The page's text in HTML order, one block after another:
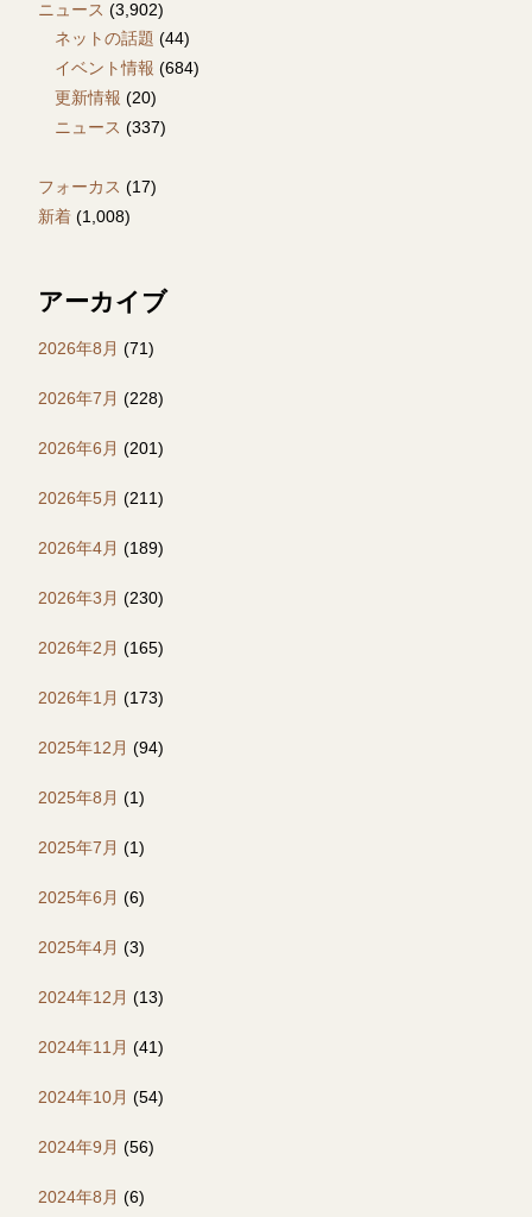
ニュース (3,902)
ネットの話題 (44)
イベント情報 (684)
更新情報 (20)
ニュース (337)
フォーカス (17)
新着 (1,008)
アーカイブ
2026年8月 (71)
2026年7月 (228)
2026年6月 (201)
2026年5月 (211)
2026年4月 (189)
2026年3月 (230)
2026年2月 (165)
2026年1月 (173)
2025年12月 (94)
2025年8月 (1)
2025年7月 (1)
2025年6月 (6)
2025年4月 (3)
2024年12月 (13)
2024年11月 (41)
2024年10月 (54)
2024年9月 (56)
2024年8月 (6)